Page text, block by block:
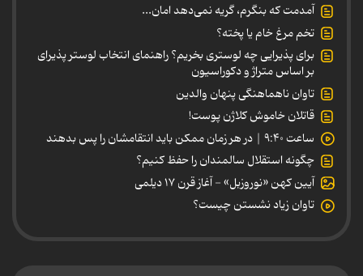
آمدمت که بنگرم، گریه نمی‌دهد امان...
تخم مرغ خام یا پخته؟
برای پذیرایی چه لوستری بخریم؟ راهنمای انتخاب لوستر پذیرای
بر اساس متراژ و دکوراسیون
تاوان ناهماهنگی پنهان والدین
قاتلان خاموش کلاژن پوست!
ساعت ۹:۴۰ | در هر زمان ممکن باید انتقامشان را پس بدهند
چگونه استقلال سالمندان را حفظ کنیم؟
آیین کهن «نوروزبل» - آغاز قرن ۱۷ دیلمی
تاوان زیاد نشستن چیست؟